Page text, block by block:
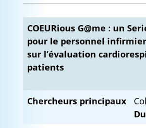
COEURious G@me : un
pour le personnel
sur l’évaluation
patients
Chercheurs principaux